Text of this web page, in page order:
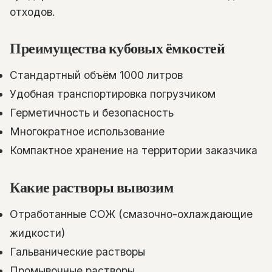
отходов.
Преимущества кубовых ёмкостей
Стандартный объём 1000 литров
Удобная транспортировка погрузчиком
Герметичность и безопасность
Многократное использование
Компактное хранение на территории заказчика
Какие растворы вывозим
Отработанные СОЖ (смазочно-охлаждающие
жидкости)
Гальванические растворы